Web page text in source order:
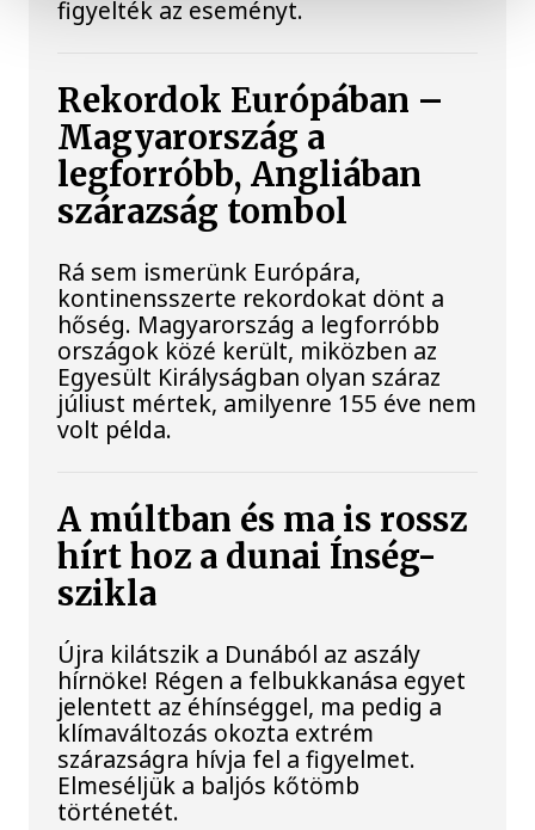
figyelték az eseményt.
Rekordok Európában –
Magyarország a
legforróbb, Angliában
szárazság tombol
Rá sem ismerünk Európára,
kontinensszerte rekordokat dönt a
hőség. Magyarország a legforróbb
országok közé került, miközben az
Egyesült Királyságban olyan száraz
júliust mértek, amilyenre 155 éve nem
volt példa.
A múltban és ma is rossz
hírt hoz a dunai Ínség-
szikla
Újra kilátszik a Dunából az aszály
hírnöke! Régen a felbukkanása egyet
jelentett az éhínséggel, ma pedig a
klímaváltozás okozta extrém
szárazságra hívja fel a figyelmet.
Elmeséljük a baljós kőtömb
történetét.